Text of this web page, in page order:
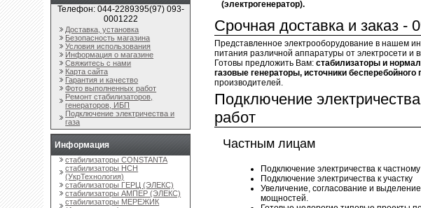
(электрогенератор).
Срочная доставка и заказ -
Представленное электрооборудование в нашем
питания различной аппаратуры от электросети и
Готовы предложить Вам:стабилизаторы и
газовые генераторы, источники
производителей.
Подключение
работ
Частным лицам
Подключение электричества к
Подключение электричества к участку
Увеличение, согласование и выделение
мощностей.
Телефон: 044-2289395(97) 093-
0001222
Доставка, установка
Безопасность магазина
Условия использования
Информация о магазине
Свяжитесь с нами
Карта сайта
Гарантия и качество
Фото выполненных работ
Ремонт стабилизаторов,
генераторов, ИБП
Подключение электричества и
газа
Информация
стабилизаторы CONSTANTA
стабилизаторы НСН
(УкрТехнология)
стабилизаторы ГЕРЦ (ЭЛЕКС)
стабилизаторы АМПЕР (ЭЛЕКС)
стабилизаторы МЕРЕЖИК